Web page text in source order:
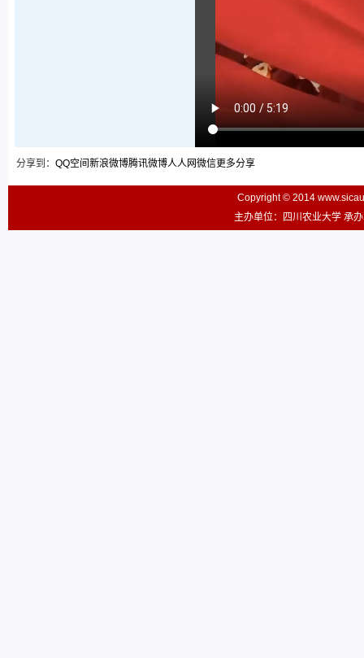
分享到： QQ空间 新浪微博腾讯微博人人网微信更多分享
Copyright © 2014
主办单位：四川农业大学 承